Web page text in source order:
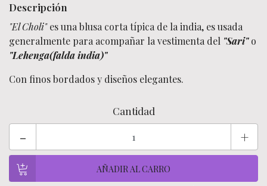
Descripción
"El Choli" es una blusa corta típica de la india, es usada
generalmente para acompañar la vestimenta del "Sari"o
"Lehenga(falda india)"
Con finos bordados y diseños elegantes.
Cantidad
- +